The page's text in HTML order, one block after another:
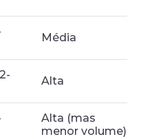
Média
Alta
Alta (mas
menor volume)